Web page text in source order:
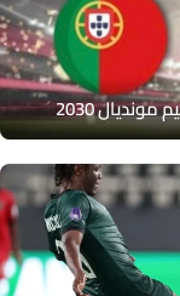
2030